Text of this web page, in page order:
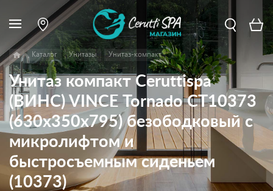
Каталог Унитазы Унитаз-компакт
Унитаз компакт Ceruttispa
(ВИНС) VINCE Tornado CT10373
(630х350х795) безободковый с
микролифтом и
быстросъемным сиденьем
(10373)